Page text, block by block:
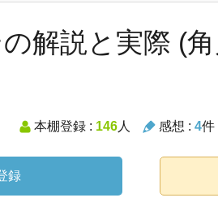
解説と実際 (
本棚登録 : 146人 感想 : 4件
録